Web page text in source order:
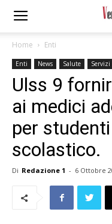
Home Enti
Enti News Salute Servizi
Ulss 9
ai medici
per
scolastico.
Di Redazione 1 - 6 Ottobre